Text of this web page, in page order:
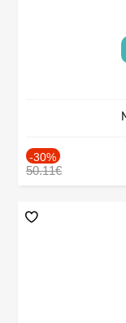
-30%
50.11€